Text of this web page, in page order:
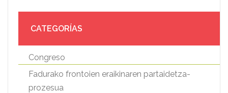
CATEGORÍAS
Congreso
Fadurako frontoien eraikinaren partaidetza-
prozesua